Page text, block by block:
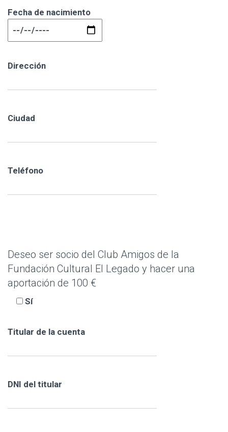
Fecha de nacimiento
Dirección
Ciudad
Teléfono
Deseo ser socio del Club Amigos de la
Fundación Cultural El Legado y hacer una
aportación de 100 €
Sí
Titular de la cuenta
DNI del titular